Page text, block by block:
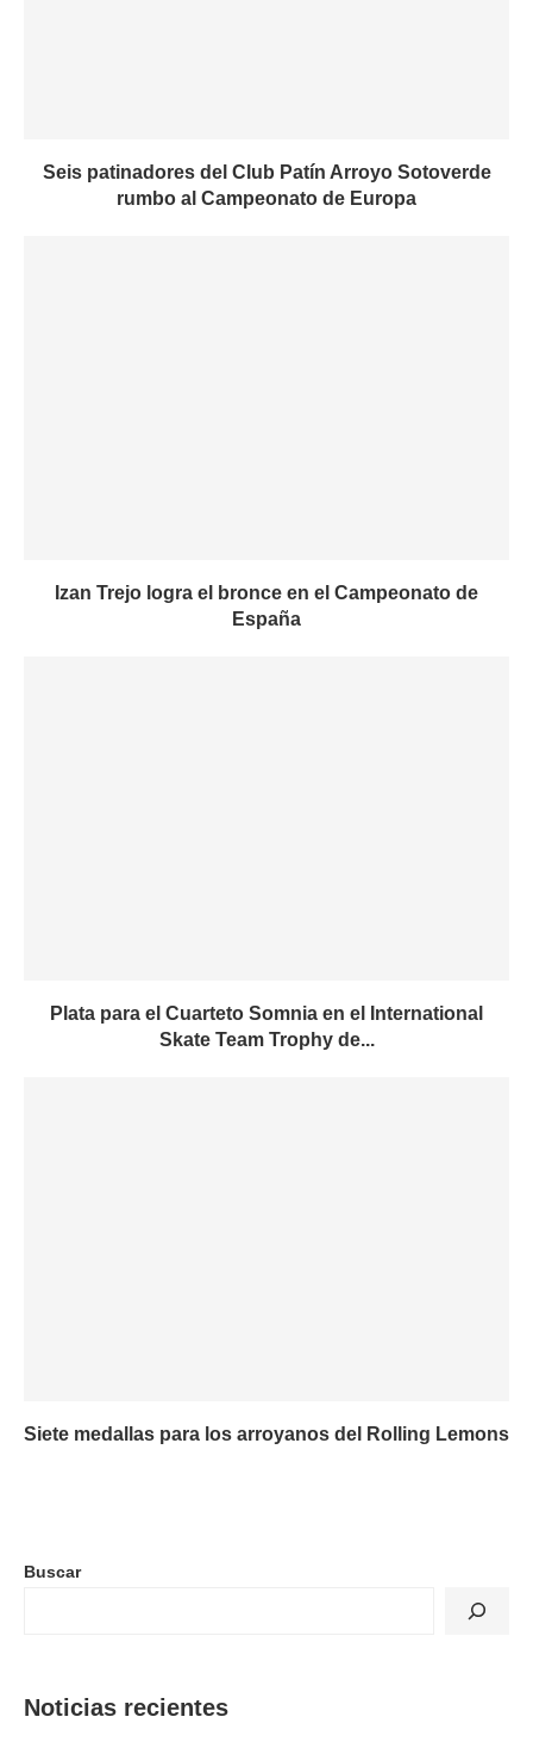
Seis patinadores del Club Patín Arroyo Sotoverde
rumbo al Campeonato de Europa
Izan Trejo logra el bronce en el Campeonato de
España
Plata para el Cuarteto Somnia en el International
Skate Team Trophy de...
Siete medallas para los arroyanos del Rolling Lemons
Buscar
Noticias recientes